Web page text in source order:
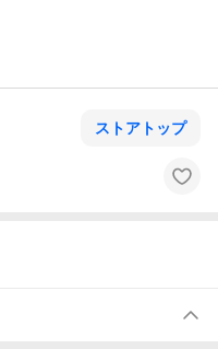
ストアトップ